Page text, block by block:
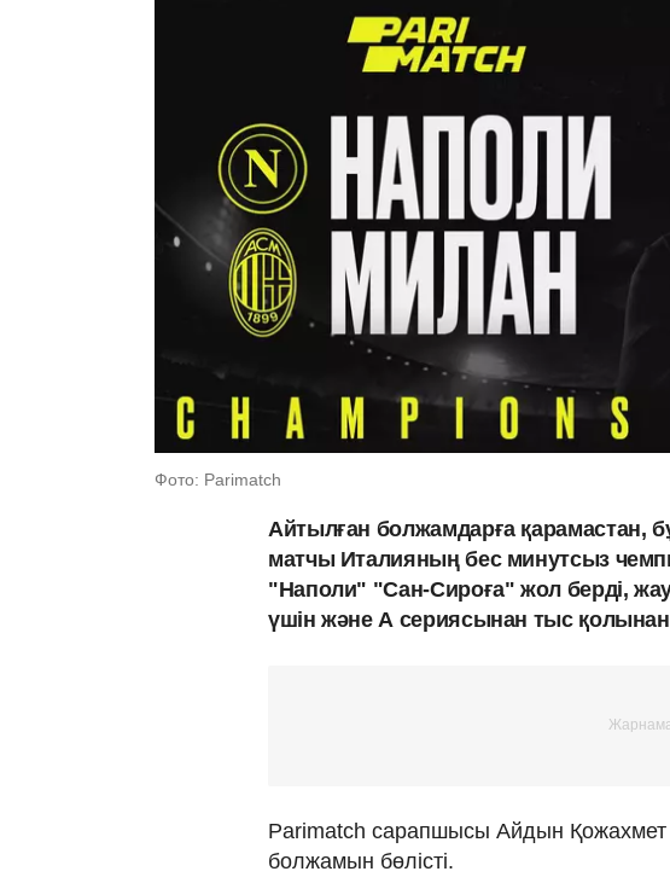
Фото: Parimatch
Айтылған болжамдарға қарамастан,
матчы Италияның бес минутсыз
"Наполи" "Сан-Сироға" жол берді,
үшін және А сериясынан тыс қолынан
Parimatch сарапшысы Айдын Қожахмет
болжамын бөлісті.